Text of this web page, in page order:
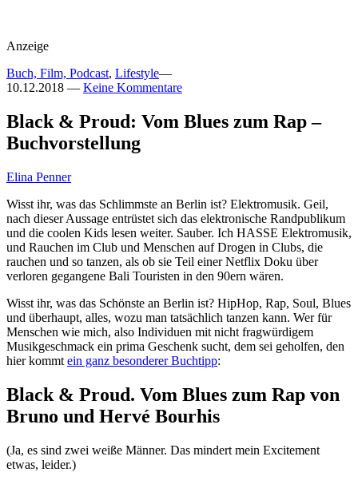
Anzeige
Buch, Film, Podcast, Lifestyle—
10.12.2018 — Keine Kommentare
Black & Proud: Vom Blues zum Rap –
Buchvorstellung
Elina Penner
Wisst ihr, was das Schlimmste an Berlin ist? Elektromusik. Geil,
nach dieser Aussage entrüstet sich das elektronische Randpublikum
und die coolen Kids lesen weiter. Sauber. Ich HASSE Elektromusik,
und Rauchen im Club und Menschen auf Drogen in Clubs, die
rauchen und so tanzen, als ob sie Teil einer Netflix Doku über
verloren gegangene Bali Touristen in den 90ern wären.
Wisst ihr, was das Schönste an Berlin ist? HipHop, Rap, Soul, Blues
und überhaupt, alles, wozu man tatsächlich tanzen kann. Wer für
Menschen wie mich, also Individuen mit nicht fragwürdigem
Musikgeschmack ein prima Geschenk sucht, dem sei geholfen, den
hier kommt ein ganz besonderer Buchtipp:
Black & Proud. Vom Blues zum Rap von
Bruno und Hervé Bourhis
(Ja, es sind zwei weiße Männer. Das mindert mein Excitement
etwas, leider.)